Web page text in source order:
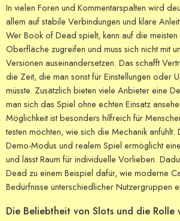
In vielen Foren und Kommentarspalten wird
allem auf stabile Verbindungen und klare
Wer Book of Dead spielt, kann auf die
Oberfläche zugreifen und muss sich nicht mit
Versionen auseinandersetzen. Das schafft
die Zeit, die man sonst für Einstellungen oder
müsste. Zusätzlich bieten viele Anbieter eine
man sich das Spiel ohne echten Einsatz
Möglichkeit ist besonders hilfreich für
testen möchten, wie sich die Mechanik anfühlt.
Demo-Modus und realem Spiel ermöglicht
und lässt Raum für individuelle Vorlieben.
Dead zu einem Beispiel dafür, wie moderne
Bedürfnisse unterschiedlicher Nutzergruppen
Die Beliebtheit von Slots und die Rolle